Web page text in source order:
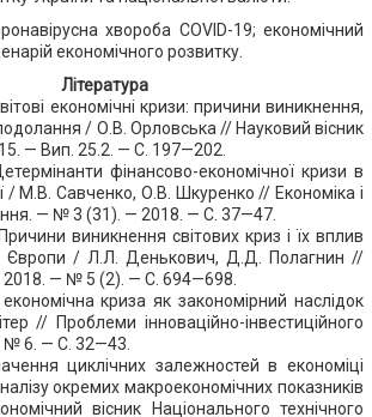
хвороба COVID-19; економічний
економічного розвитку.
Література
економічні кризи: причини виникнення,
/ О.В. Орловська // Науковий вісник
— Вип. 25.2. — С. 197—202.
фінансово-економічної кризи в
/ М.В. Савченко, О.В. Шкуренко // Економiка i
— № 3 (31). — 2018. — С. 37—47.
виникнення світових криз і їх вплив
Європи / Л.Л. Денькович, Д.Д. Полагнин //
— № 5 (2). — С. 694—698.
економічна криза як закономірний наслідок
// Проблеми інноваційно-інвестиційного
№ 6. — С. 32—43.
циклічних залежностей в економіці
окремих макроекономічних показників
вісник Національного технічного